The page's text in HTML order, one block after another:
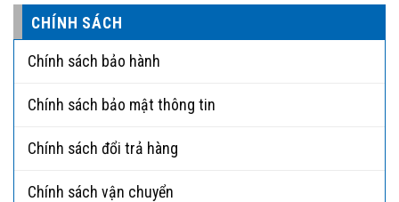
CHÍNH SÁCH
Chính sách bảo hành
Chính sách bảo mật thông tin
Chính sách đổi trả hàng
Chính sách vận chuyển